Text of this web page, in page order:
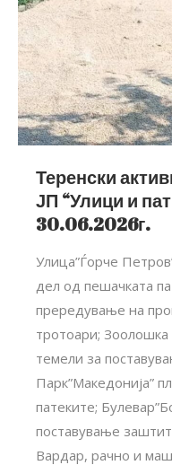
Теренски
ЈП “Улици и
30.06.2026г.
Улица”Ѓорче
дел од пешачката
прередување на
тротоари;
темели за
Парк”Македонија”
патеките;
поставување
Вардар, рачно и